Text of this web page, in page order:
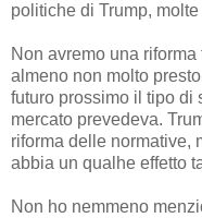
politiche di Trump,
Non avremo una
almeno non molto
futuro prossimo il tipo di
mercato prevedeva.
riforma delle normative,
abbia un qualhe effetto
Non ho nemmeno